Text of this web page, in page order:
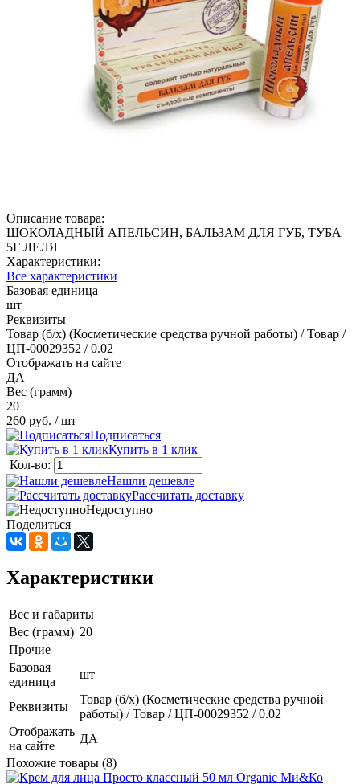
Описание товара:
ШОКОЛАДНЫЙ АПЕЛЬСИН, БАЛЬЗАМ ДЛЯ ГУБ, ТУБА
5Г ЛЕЛЯ
Характеристики:
Все характеристики
Базовая единица
шт
Реквизиты
Товар (б/х) (Косметические средства ручной работы) / Товар /
ЦП-00029352 / 0.02
Отображать на сайте
ДА
Вес (грамм)
20
260 руб. / шт
Подписаться
Купить в 1 клик
Кол-во:
Нашли дешевле
Рассчитать доставку
Недоступно
Поделиться
Характеристики
Вес и габариты
Вес (грамм) 20
Прочие
Базовая
единица
шт
Реквизиты
Товар (б/х) (Косметические средства ручной
работы) / Товар / ЦП-00029352 / 0.02
Отображать
на сайте
ДА
Похожие товары (8)